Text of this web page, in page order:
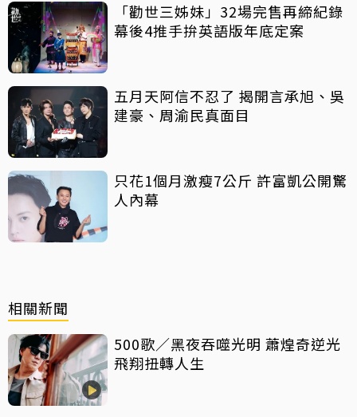
「勸世三姊妹」32場完售再締紀錄
幕後4推手拚英語版年底定案
五月天阿信不忍了 揭開言承旭、吳
建豪、周渝民真面目
只花1個月激瘦7公斤 許富凱公開驚
人內幕
相關新聞
500歌／黑夜吞噬光明 蕭煌奇逆光
飛翔扭轉人生